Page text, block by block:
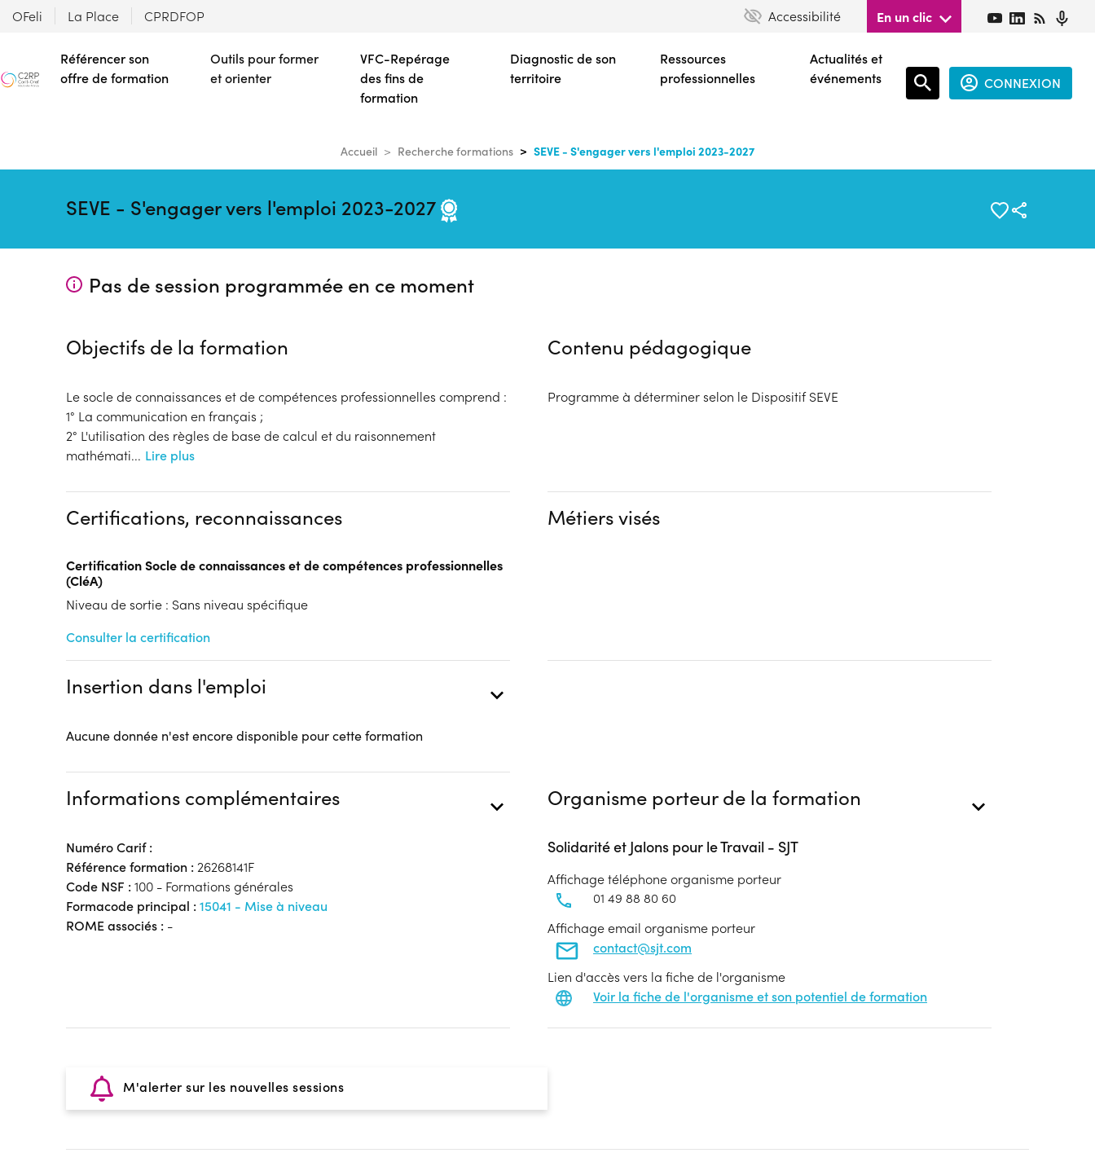
contenu
principal
OFeli La Place CPRDFOP Accessibilité En un clic
Référencer son
offre de formation
Outils pour former
et orienter
VFC-Repérage
des fins de
formation
Diagnostic de son
territoire
Ressources
professionnelles
Actualités et
événements
CONNEXION
Accueil Recherche formations SEVE - S'engager vers l'emploi 2023-2027
SEVE - S'engager vers l'emploi 2023-2027
Pas de session programmée en ce moment
Objectifs de la formation
Le socle de connaissances et de compétences professionnelles comprend :
1° La communication en français ;
2° L'utilisation des règles de base de calcul et du raisonnement
mathémati... Lire plus
Contenu pédagogique
Programme à déterminer selon le Dispositif SEVE
Certifications, reconnaissances
Certification Socle de connaissances et de compétences professionnelles
(CléA)
Niveau de sortie : Sans niveau spécifique
Consulter la certification
Métiers visés
Insertion dans l'emploi
Aucune donnée n'est encore disponible pour cette formation
Informations complémentaires
Numéro Carif :
Référence formation : 26268141F
Code NSF : 100 - Formations générales
Formacode principal : 15041 - Mise à niveau
ROME associés : -
Organisme porteur de la formation
Solidarité et Jalons pour le Travail - SJT
Affichage téléphone organisme porteur
01 49 88 80 60
Affichage email organisme porteur
contact@sjt.com
Lien d'accès vers la fiche de l'organisme
Voir la fiche de l'organisme et son potentiel de formation
M'alerter sur les nouvelles sessions